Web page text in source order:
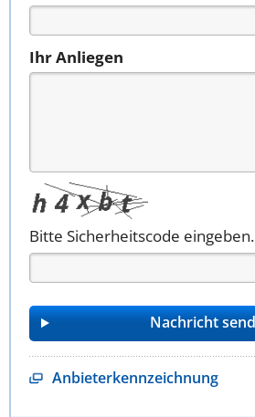
Ihr Anliegen
Bitte Sicherheitscode eingeben.
Anbieterkennzeichnung